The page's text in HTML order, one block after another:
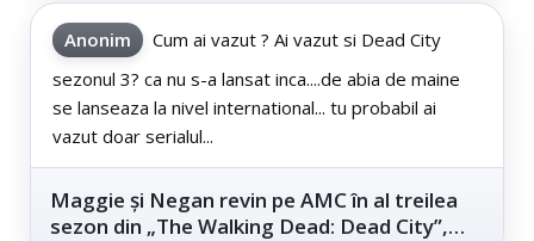
Anonim
Cum ai vazut ? Ai vazut si Dead City
sezonul 3? ca nu s-a lansat inca....de abia de maine
se lanseaza la nivel international... tu probabil ai
vazut doar serialul...
Maggie și Negan revin pe AMC în al treilea
sezon din „The Walking Dead: Dead City”,